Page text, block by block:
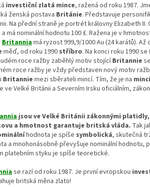
investiční zlatá mince, ražená od roku 1987.
ženská postava Británie. Představuje
Na přední straně je portrét královny Elizabeth II.
a má nominální hodnotu 100 £. Ražena je v
Britanniamá ryzost 999,9/1000 Au (24 karátů). Až
měď, od roku 1990 stříbro. Na konci roku 1990 se
roce ražby zaběhlý motiv stojícíBritannie
roce ražby je vždy představen nový motiv
Britannie mezi sběrateli mincí. Tím, že je na minci
ve Velké Británii a Severním Irsku oficiálním,
jsou ve Velké Británii zákonnými
a hmotnost garantuje britská vláda. Tak
hodnota je spíše symbolická, skutečná
a mnohonásobně převyšuje nominální hodnotu,
platebním styku je spíše teoretické.
se razí od roku 1987. Je první evropskou
britská měna zlato!